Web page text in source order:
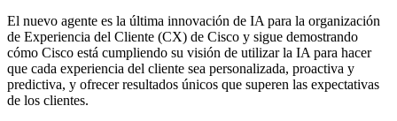
El nuevo agente es la última innovación de IA para la organización
de Experiencia del Cliente (CX) de Cisco y sigue demostrando
cómo Cisco está cumpliendo su visión de utilizar la IA para hacer
que cada experiencia del cliente sea personalizada, proactiva y
predictiva, y ofrecer resultados únicos que superen las expectativas
de los clientes.